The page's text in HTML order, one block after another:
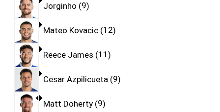
Jorginho 9
Mateo Kovacic 12
Reece James 11
Cesar Azpilicueta 9
Matt Doherty 9